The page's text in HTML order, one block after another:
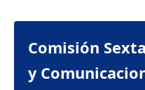
Comisión
y